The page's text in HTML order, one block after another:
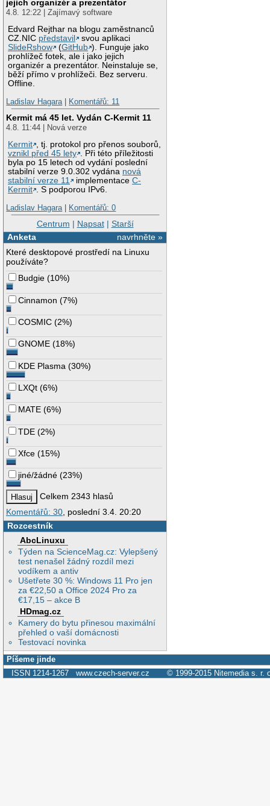
jejich organizér a prezentátor
4.8. 12:22 | Zajímavý software
Edvard Rejthar na blogu zaměstnanců
CZ.NIC představil
svou aplikaci
SlideRshow
(GitHub ). Funguje jako
prohlížeč fotek, ale i jako jejich
organizér a prezentátor. Neinstaluje se,
běží přímo v prohlížeči. Bez serveru.
Offline.
Ladislav Hagara| Komentářů: 11
Kermit má 45 let. Vydán C-Kermit 11
4.8. 11:44 | Nová verze
Kermit , tj. protokol pro přenos souborů,
vznikl před 45 lety . Při této příležitosti
byla po 15 letech od vydání poslední
stabilní verze 9.0.302 vydána nová
stabilní verze 11
implementaceC-
Kermit . S podporou IPv6.
Ladislav Hagara| Komentářů: 0
Centrum | Napsat| Starší
navrhněte »
Anketa
Které desktopové prostředí na Linuxu
používáte?
Budgie (10%)
Cinnamon (7%)
COSMIC (2%)
GNOME (18%)
KDE Plasma (30%)
LXQt (6%)
MATE (6%)
TDE (2%)
Xfce (15%)
jiné/žádné (23%)
Celkem 2343 hlasů
Komentářů: 30 , poslední 3.4. 20:20
Rozcestník
AbcLinuxu
Týden na ScienceMag.cz: Vylepšený
test nenašel žádný rozdíl mezi
vodíkem a antiv
Ušetřete 30 %: Windows 11 Pro jen
za €22,50 a Office 2024 Pro za
€17,15 – akce B
HDmag.cz
Kamery do bytu přinesou maximální
přehled o vaší domácnosti
Testovací novinka
Píšeme jinde
ISSN 1214-1267 www.czech-server.cz © 1999-2015 Nitemedia s. r.